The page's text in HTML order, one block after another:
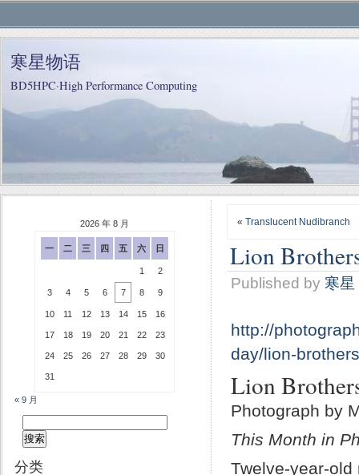
寒星物语
BD5HPC·High Performance Computing
« Translucent Nudibranch
Lion
Published by 寒星
http://
day/lion-
Lion
Photograph by
This Month in
Twelve-year-old
2026 年 8 月
一 二 三 四 五 六 日
1 2
3 4 5 6 7 8 9
10 11 12 13 14 15 16
17 18 19 20 21 22 23
24 25 26 27 28 29 30
31
« 9 月
索：
分类